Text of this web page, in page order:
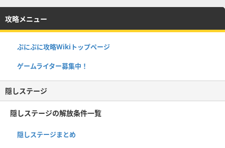
攻略メニュー
ぷにぷに攻略Wikiトップページ
ゲームライター募集中！
隠しステージ
隠しステージの解放条件一覧
隠しステージまとめ